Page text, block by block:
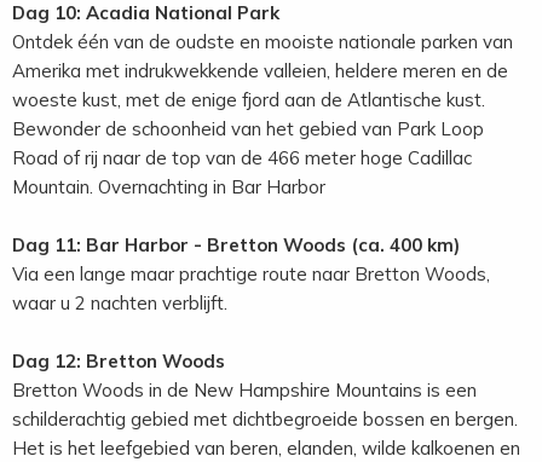
Dag 10: Acadia National Park
Ontdek één van de oudste en mooiste nationale parken van
Amerika met indrukwekkende valleien, heldere meren en de
woeste kust, met de enige fjord aan de Atlantische kust.
Bewonder de schoonheid van het gebied van Park Loop
Road of rij naar de top van de 466 meter hoge Cadillac
Mountain. Overnachting in Bar Harbor
Dag 11: Bar Harbor - Bretton Woods (ca. 400 km)
Via een lange maar prachtige route naar Bretton Woods,
waar u 2 nachten verblijft.
Dag 12: Bretton Woods
Bretton Woods in de New Hampshire Mountains is een
schilderachtig gebied met dichtbegroeide bossen en bergen.
Het is het leefgebied van beren, elanden, wilde kalkoenen en